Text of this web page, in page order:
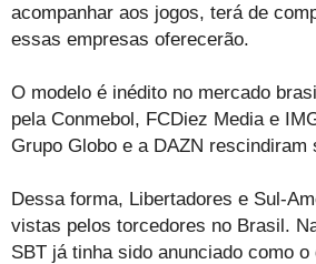
acompanhar aos jogos, terá de
essas empresas oferecerão.
O modelo é inédito no mercado
pela Conmebol, FCDiez Media e
Grupo Globo e a DAZN rescindiram
Dessa forma, Libertadores e Sul-
vistas pelos torcedores no Brasil.
SBT já tinha sido anunciado como